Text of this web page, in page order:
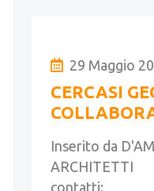
29 Maggio
CERCASI
Inserito da
ARCHITETTI
contatti: